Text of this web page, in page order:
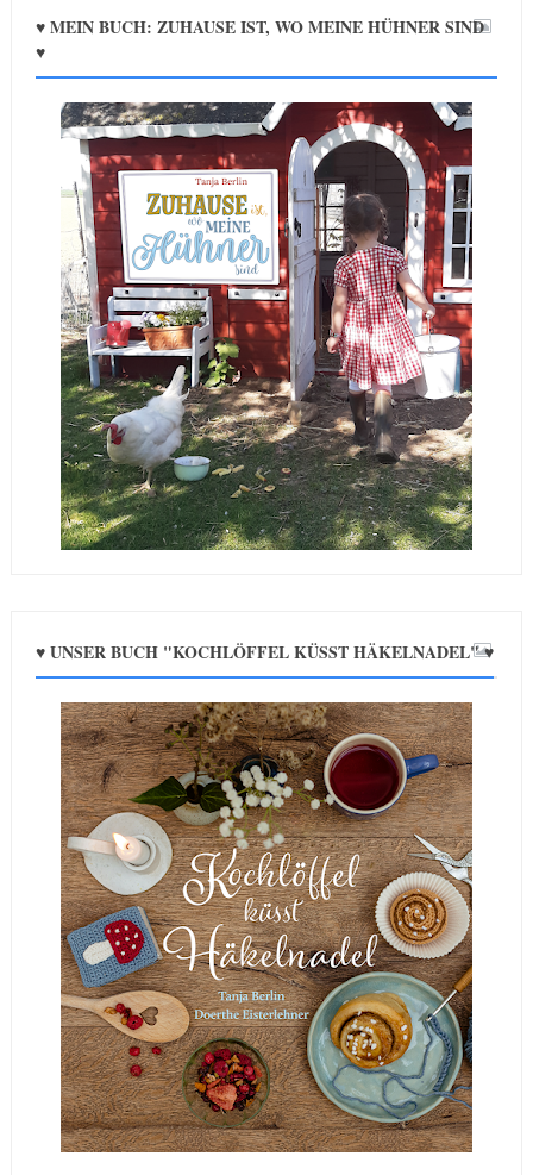
♥ MEIN BUCH: ZUHAUSE IST, WO MEINE HÜHNER SIND
♥
♥ UNSER BUCH "KOCHLÖFFEL KÜSST HÄKELNADEL" ♥